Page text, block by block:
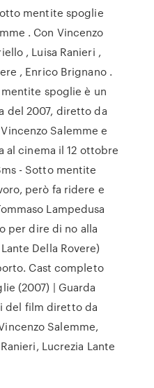
mentite spoglie
. Con Vincenzo
, Luisa Ranieri ,
, Enrico Brignano .
mentite spoglie è un
del 2007, diretto da
Salemme e
al cinema il 12 ottobre
- Sotto mentite
però fa ridere e
Lampedusa
per dire di no alla
Della Rovere)
Cast completo
(2007) | Guarda
del film diretto da
Salemme,
Lucrezia Lante